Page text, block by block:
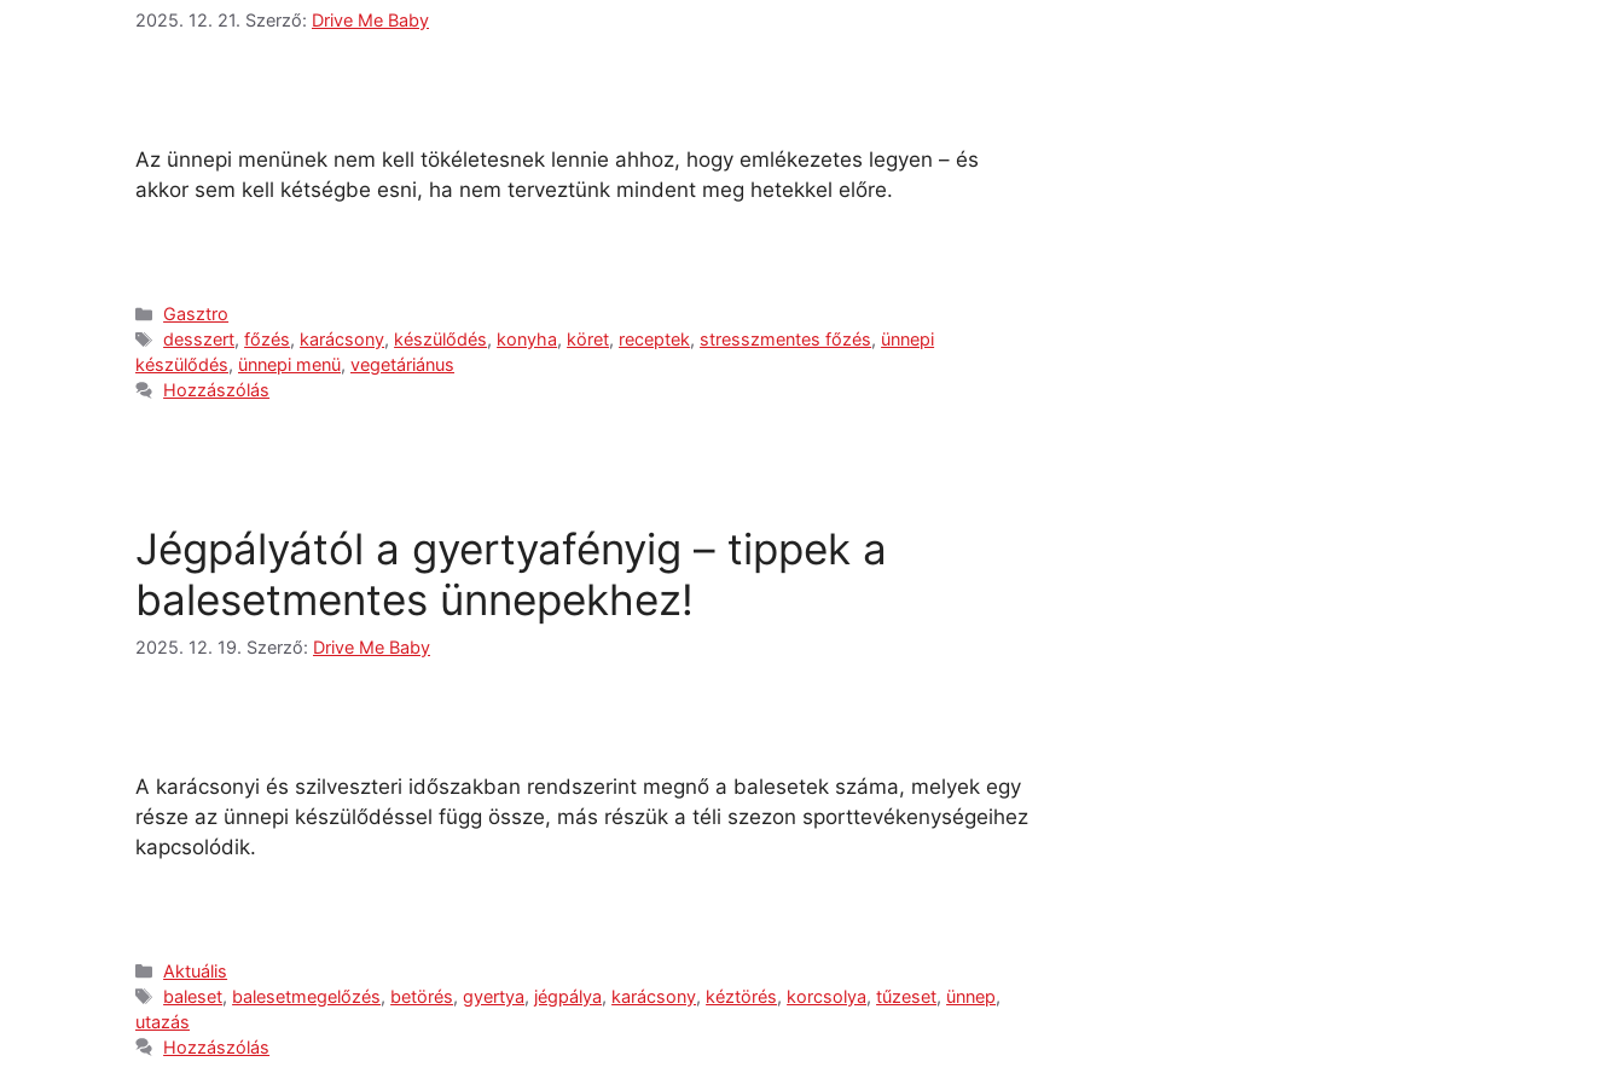
2025. 12. 21. Szerző: Drive Me Baby
Az ünnepi menünek nem kell tökéletesnek lennie ahhoz, hogy emlékezetes legyen – és
akkor sem kell kétségbe esni, ha nem terveztünk mindent meg hetekkel előre.
Gasztro
desszert,főzés, karácsony, készülődés, konyha, köret, receptek, stresszmentes főzés, ünnepi
készülődés, ünnepi menü, vegetáriánus
Hozzászólás
Jégpályától a gyertyafényig – tippek a
balesetmentes ünnepekhez!
2025. 12. 19. Szerző: Drive Me Baby
A karácsonyi és szilveszteri időszakban rendszerint megnő a balesetek száma, melyek egy
része az ünnepi készülődéssel függ össze, más részük a téli szezon sporttevékenységeihez
kapcsolódik.
Aktuális
baleset, balesetmegelőzés, betörés,gyertya, jégpálya, karácsony, kéztörés, korcsolya,tűzeset, ünnep,
utazás
Hozzászólás